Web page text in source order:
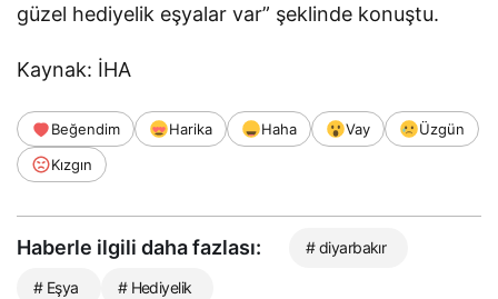
güzel hediyelik eşyalar var” şeklinde konuştu.
Kaynak: İHA
Beğendim Harika Haha Vay
Üzgün
Kızgın
Haberle ilgili daha fazlası: # diyarbakır
# Eşya # Hediyelik